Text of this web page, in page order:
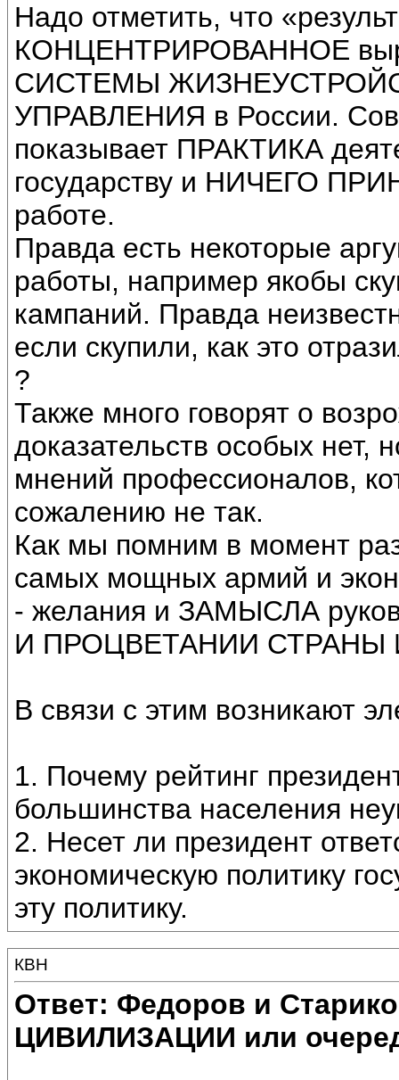
Надо отметить, что
КОНЦЕНТРИРОВАННОЕ
СИСТЕМЫ
УПРАВЛЕНИЯ в России.
показывает ПРАКТИКА
государству и НИЧЕГО
работе.
Правда есть некоторые
работы, например якобы
кампаний. Правда
если скупили, как это
?
Также много говорят о
доказательств особых нет,
мнений профессионалов,
сожалению не так.
Как мы помним в момент
самых мощных армий и
- желания и ЗАМЫСЛА
И ПРОЦВЕТАНИИ СТРАНЫ
В связи с этим возникают
1. Почему рейтинг
большинства населения
2. Несет ли президент
экономическую политику
эту политику.
КВН
Ответ: Федоров и
ЦИВИЛИЗАЦИИ или